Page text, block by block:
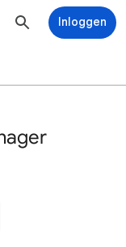
Inloggen